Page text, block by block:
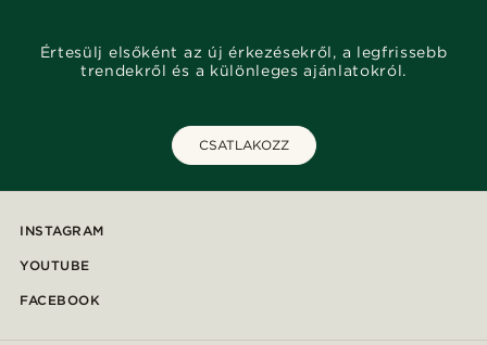
Értesülj elsőként az új érkezésekről, a legfrissebb
trendekről és a különleges ajánlatokról.
CSATLAKOZZ
INSTAGRAM
YOUTUBE
FACEBOOK